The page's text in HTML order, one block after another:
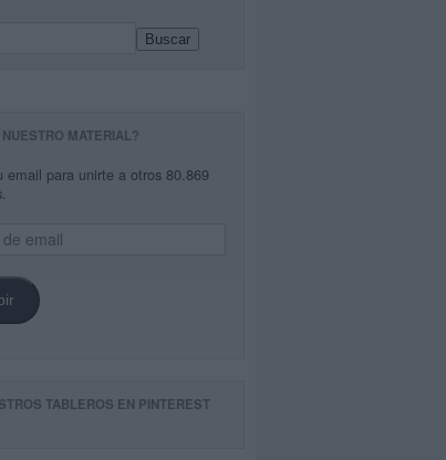
Buscar
MATERIAL?
email para unirte a otros 80.869
TABLEROS EN PINTEREST